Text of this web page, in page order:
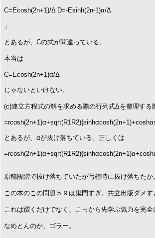
C=Ecosh(2n+1)/Δ D=-Esinh(2n-1)α/Δ
」
とあるが、Cの式が間違っている。
本当は
C=Ecosh(2n+1)α/Δ
じゃないといけない。
(c)連立方程式の解を求める際の行列式Δを整理する
とあるが、αが抜け落ちている。正しくは
原稿段階で抜け落ちていたか写植時に抜け落ちたか
この本のこの問題５９は鬼門すぎ。共立出版ダメす
これは躓くだけでなく、こっから先学ぶ気力を完全
なめとんのか、ゴラー。